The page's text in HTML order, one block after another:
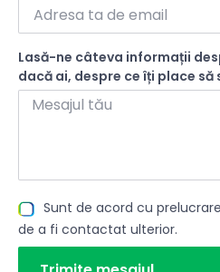
Lasă-ne câteva informații
dacă ai, despre ce îți place să
Sunt de acord cu
de a fi contactat ulterior.